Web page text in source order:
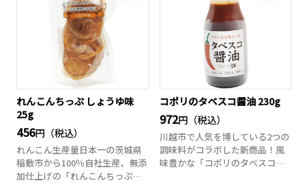
れんこんちっぷ しょうゆ味
25g
456円（税込）
れんこん生産量日本一の茨城県
稲敷市から100％自社生産、無添
加仕上げの「れんこんちっぷ」
コポリのタベスコ醤油 230g
972円（税込）
川越市で人気を博している2つの
調味料がコラボした新商品！風
味豊かな「コポリのタベスコ」